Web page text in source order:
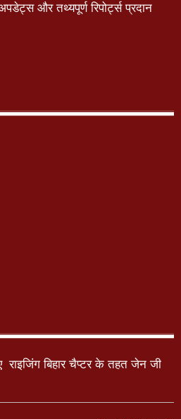
और तथ्यपूर्ण रिपोर्ट्स प्रदान
राइजिंग बिहार चैप्टर के तहत जेन जी